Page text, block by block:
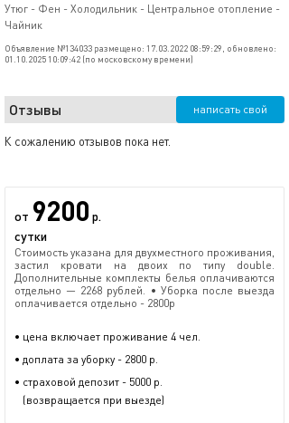
Утюг - Фен - Холодильник - Центральное отопление -
Чайник
Объявление №134033 размещено: 17.03.2022 08:59:29, обновлено:
01.10.2025 10:09:42 (по московскому времени)
Отзывы написать свой
К сожалению отзывов пока нет.
от 9200 р.
сутки
Стоимость указана для двухместного проживания,
застил кровати на двоих по типу double.
Дополнительные комплекты белья оплачиваются
отдельно — 2268 рублей. • Уборка после выезда
оплачивается отдельно - 2800р
• цена включает проживание 4 чел.
• доплата за уборку - 2800 р.
• страховой депозит - 5000 р.
(возвращается при выезде)